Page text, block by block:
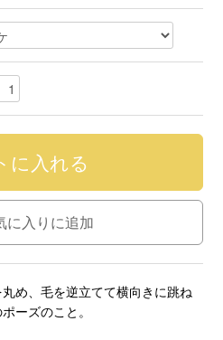
に入りに追加
め、毛を逆立てて横向きに跳ね
ーズのこと。